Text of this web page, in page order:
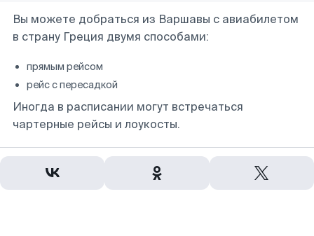
Вы можете добраться из Варшавы с авиабилетом
в страну Греция двумя способами:
прямым рейсом
рейс с пересадкой
Иногда в расписании могут встречаться
чартерные рейсы и лоукосты.